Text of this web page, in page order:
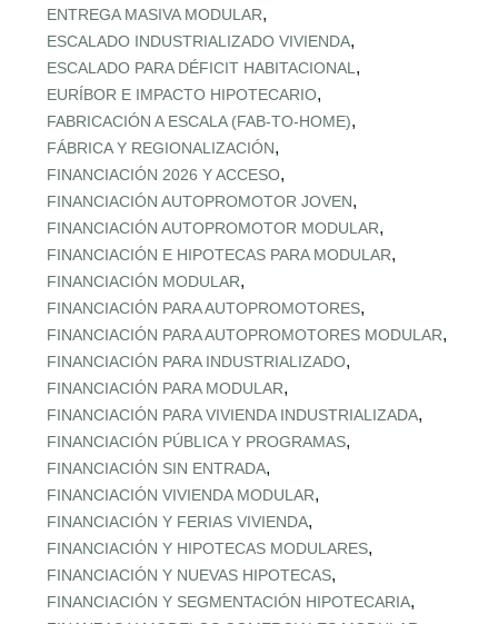
ENTREGA MASIVA MODULAR,
ESCALADO INDUSTRIALIZADO VIVIENDA,
ESCALADO PARA DÉFICIT HABITACIONAL ,
EURÍBOR E IMPACTO HIPOTECARIO,
FABRICACIÓN A ESCALA (FAB‑TO‑HOME),
FÁBRICA Y REGIONALIZACIÓN,
FINANCIACIÓN 2026 Y ACCESO,
FINANCIACIÓN AUTOPROMOTOR JOVEN,
FINANCIACIÓN AUTOPROMOTOR MODULAR,
FINANCIACIÓN E HIPOTECAS PARA MODULAR,
FINANCIACIÓN MODULAR,
FINANCIACIÓN PARA AUTOPROMOTORES,
FINANCIACIÓN PARA AUTOPROMOTORES MODULAR,
FINANCIACIÓN PARA INDUSTRIALIZADO,
FINANCIACIÓN PARA MODULAR,
FINANCIACIÓN PARA VIVIENDA INDUSTRIALIZADA,
FINANCIACIÓN PÚBLICA Y PROGRAMAS,
FINANCIACIÓN SIN ENTRADA,
FINANCIACIÓN VIVIENDA MODULAR,
FINANCIACIÓN Y FERIAS VIVIENDA,
FINANCIACIÓN Y HIPOTECAS MODULARES,
FINANCIACIÓN Y NUEVAS HIPOTECAS,
FINANCIACIÓN Y SEGMENTACIÓN HIPOTECARIA,